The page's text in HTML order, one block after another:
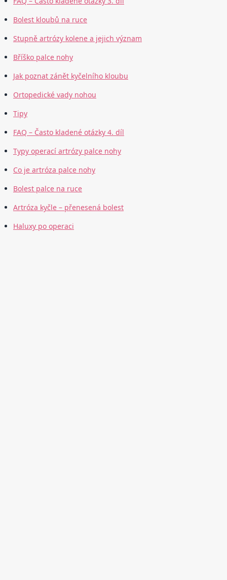
Bolest kloubů na ruce
Stupně artrózy kolene a jejich význam
Bříško palce nohy
Jak poznat zánět kyčelního kloubu
Ortopedické vady nohou
Tipy
FAQ – Často kladené otázky 4. díl
Typy operací artrózy palce nohy
Co je artróza palce nohy
Bolest palce na ruce
Artróza kyčle – přenesená bolest
Haluxy po operaci